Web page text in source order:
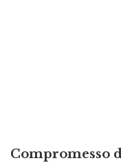
Compromesso